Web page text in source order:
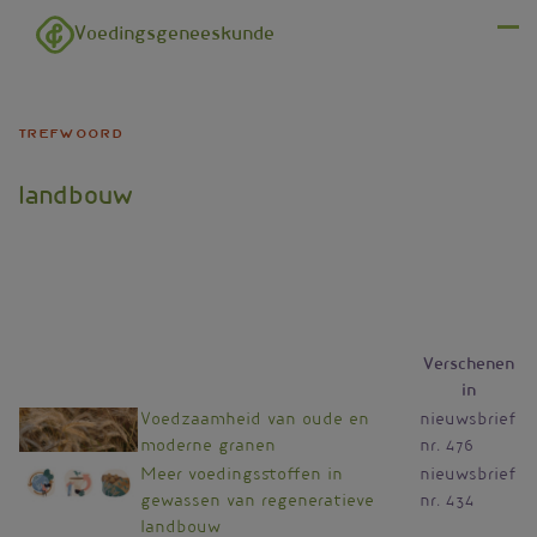
Overslaan en naar de inhoud gaan
Voedingsgeneeskunde
trefwoord
landbouw
Verschenen
in
Voedzaamheid van oude en
moderne granen
nieuwsbrief
nr. 476
Meer voedingsstoffen in
gewassen van regeneratieve
landbouw
nieuwsbrief
nr. 434